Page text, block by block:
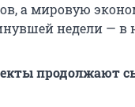
а мировую
недели — в
продолжают